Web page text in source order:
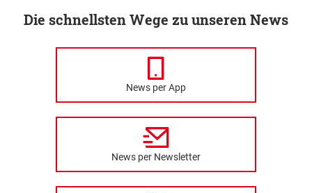
Die schnellsten Wege zu unseren News
News per App
News per Newsletter